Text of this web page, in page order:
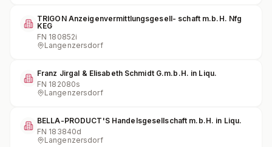
TRIGON Anzeigenvermittlungsgesell- schaft m.b.H. Nfg
KEG
FN 180852i
Langenzersdorf
Franz Jirgal & Elisabeth Schmidt G.m.b.H. in Liqu.
FN 182080s
Langenzersdorf
BELLA-PRODUCT'S Handelsgesellschaft m.b.H. in Liqu.
FN 183840d
Langenzersdorf